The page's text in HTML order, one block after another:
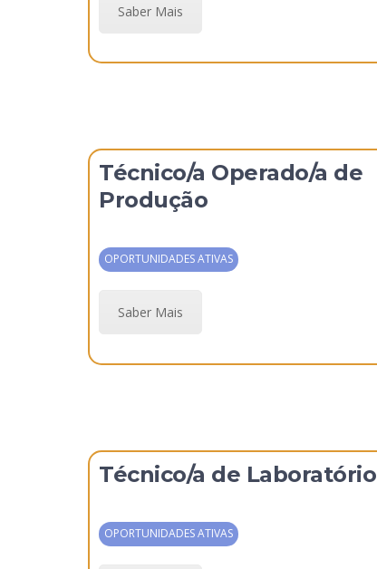
Saber Mais
Técnico/a Operado/a de
Produção
OPORTUNIDADES ATIVAS
Saber Mais
Técnico/a de Laboratório
OPORTUNIDADES ATIVAS